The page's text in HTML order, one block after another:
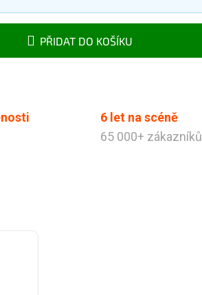
PŘIDAT DO KOŠÍKU
6 let na scéně
65 000+ zákazníků